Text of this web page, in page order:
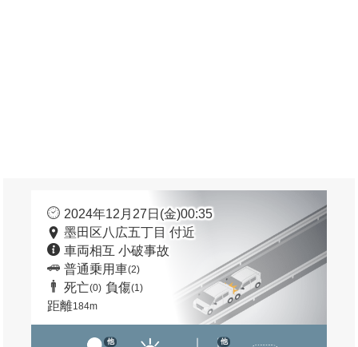
2024年12月27日(金)00:35
墨田区八広五丁目 付近
車両相互 小破事故
普通乗用車(2)
死亡(0) 負傷(1)
距離184m
他 他